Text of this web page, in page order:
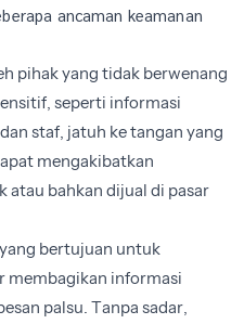
ancaman keamanan
pihak yang tidak berwenang
seperti informasi
staf, jatuh ke tangan yang
mengakibatkan
atau bahkan dijual di pasar
bertujuan untuk
membagikan informasi
palsu. Tanpa sadar,